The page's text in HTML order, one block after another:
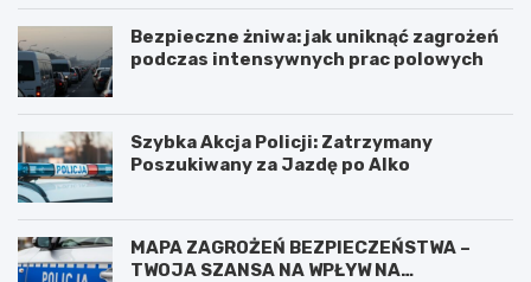
Bezpieczne żniwa: jak uniknąć zagrożeń
podczas intensywnych prac polowych
Szybka Akcja Policji: Zatrzymany
Poszukiwany za Jazdę po Alko
MAPA ZAGROŻEŃ BEZPIECZEŃSTWA –
TWOJA SZANSA NA WPŁYW NA